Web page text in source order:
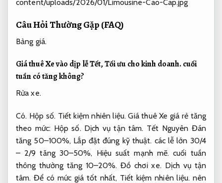
Câu Hỏi Thường Gặp (FAQ)
Bảng giá.
Giá thuê Xe vào dịp lễ Tết,Tối ưu cho kinh doanh. cuối
tuần có tăng không?
Rửa xe.
Có. Hộp số. Tiết kiệm nhiên liệu.Giá thuê Xe giá rẻ tăng
theo mức: Hộp số. Dịch vụ tận tâm. Tết Nguyên Đán
tăng 50–100%, Lắp đặt đúng kỹ thuật. các lễ lớn 30/4
– 2/9 tăng 30–50%, Hiệu suất mạnh mẽ. cuối tuần
thông thường tăng 10–20%.Đồ chơi xe. Dịch vụ tận
tâm. Để có mức giá tốt nhất, Tiết kiệm nhiên liệu. nên